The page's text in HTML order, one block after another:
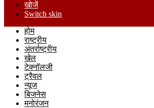
खोजें
Switch skin
होम
राष्ट्रीय
अंतर्राष्ट्रीय
खेल
टेक्नॉलजी
ट्रैवल
न्यूज
बिजनेस
मनोरंजन